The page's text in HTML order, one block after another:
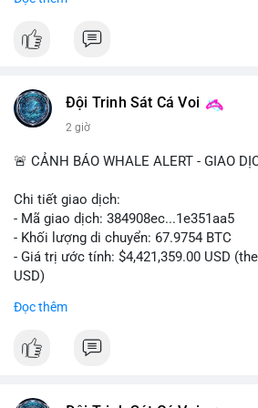
📰 Nguồn: Cointelegraph
Đội Trinh Sát Cá Voi
2 giờ
🚨 CẢNH BÁO WHALE ALERT - GIAO
Chi tiết giao dịch:
- Mã giao dịch: 384908ec...1e351aa5
- Khối lượng di chuyển: 67.9754 BTC
- Giá trị ước tính: $4,421,359.00 USD
USD)
Khối lượng 67.97 BTC trị giá hơn 4.4
Đọc thêm